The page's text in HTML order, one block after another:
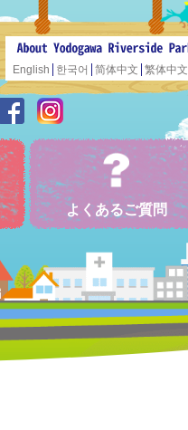
English 한국어 简体中文 繁体中文
よくあるご質問